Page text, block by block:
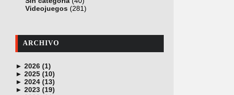
Videojuegos (281)
ARCHIVO
► 2026 (1)
junio (1)
► 2025 (10)
noviembre (1)
octubre (1)
► 2024 (13)
diciembre (4)
► 2023 (19)